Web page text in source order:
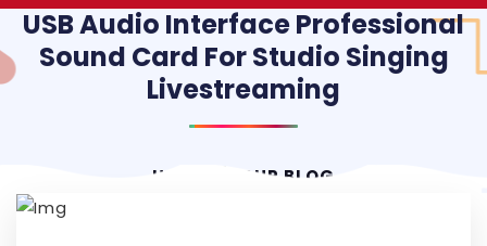
USB Audio Interface Professional
Sound Card For Studio Singing
Livestreaming
HOME OUR BLOG